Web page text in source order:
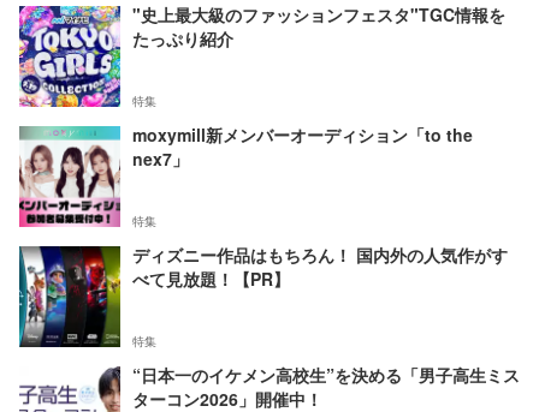
"史上最大級のファッションフェスタ"TGC情報を
たっぷり紹介
特集
moxymill新メンバーオーディション「to the
nex7」
特集
ディズニー作品はもちろん！ 国内外の人気作がす
べて見放題！【PR】
特集
“日本一のイケメン高校生”を決める「男子高生ミス
ターコン2026」開催中！